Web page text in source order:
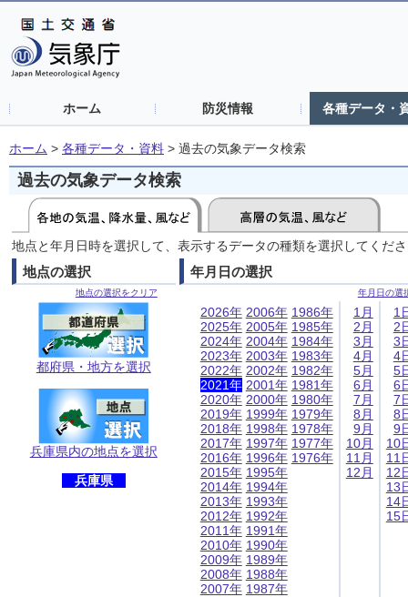
ホーム 防災情報 各種データ・
ホーム > 各種データ・資料 > 過去の気象データ検索
過去の気象データ検索
地点と年月日時を選択して、表示するデータの種類を選択してくだ
地点の選択
地点の選択をクリア
都府県・地方を選択
兵庫県内の地点を選択
兵庫県
年月日の選択
年月日の選
2026年
2025年
2024年
2023年
2022年
2021年
2020年
2019年
2018年
2017年
2016年
2015年
2014年
2013年
2012年
2011年
2010年
2009年
2008年
2007年
2006年
2005年
2004年
2003年
2002年
2001年
2000年
1999年
1998年
1997年
1996年
1995年
1994年
1993年
1992年
1991年
1990年
1989年
1988年
1987年
1986年
1985年
1984年
1983年
1982年
1981年
1980年
1979年
1978年
1977年
1976年
1月
2月
3月
4月
5月
6月
7月
8月
9月
10月
11月
12月
1
2
3
4
5
6
7
8
9
10
11
12
13
14
15